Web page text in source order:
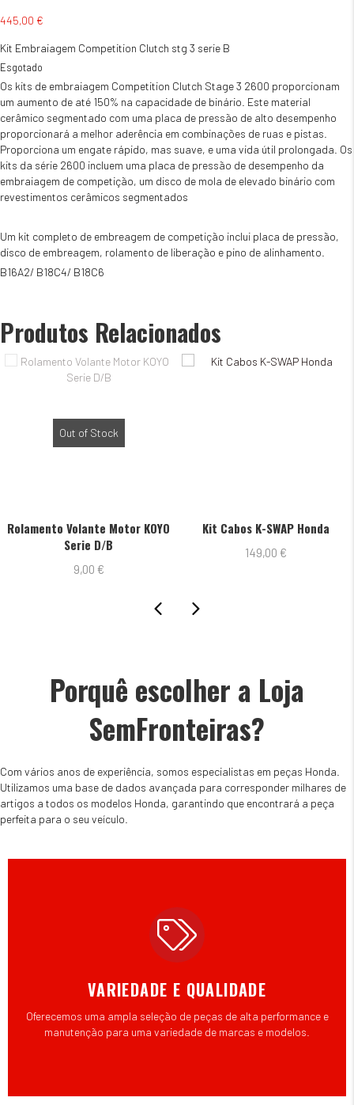
445,00 €
Kit Embraiagem Competition Clutch stg 3 serie B
Esgotado
Os kits de embraiagem Competition Clutch Stage 3 2600 proporcionam
um aumento de até 150% na capacidade de binário. Este material
cerâmico segmentado com uma placa de pressão de alto desempenho
proporcionará a melhor aderência em combinações de ruas e pistas.
Proporciona um engate rápido, mas suave, e uma vida útil prolongada. Os
kits da série 2600 incluem uma placa de pressão de desempenho da
embraiagem de competição, um disco de mola de elevado binário com
revestimentos cerâmicos segmentados
Um kit completo de embreagem de competição inclui placa de pressão,
disco de embreagem, rolamento de liberação e pino de alinhamento.
B16A2/ B18C4/ B18C6
Produtos Relacionados
Out of Stock
Rolamento Volante Motor KOYO
Serie D/B
9,00 €
Kit Cabos K-SWAP Honda
149,00 €
Porquê escolher a Loja
SemFronteiras?
Com vários anos de experiência, somos especialistas em peças Honda.
Utilizamos uma base de dados avançada para corresponder milhares de
artigos a todos os modelos Honda, garantindo que encontrará a peça
perfeita para o seu veículo.
VARIEDADE E QUALIDADE
Oferecemos uma ampla seleção de peças de alta performance e
manutenção para uma variedade de marcas e modelos.